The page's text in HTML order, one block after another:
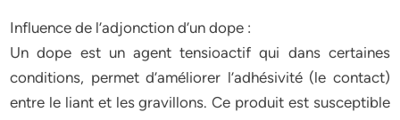
Influence de l’adjonction d’un dope :
Un dope est un agent tensioactif qui dans certaines
conditions, permet d’améliorer l’adhésivité (le contact)
entre le liant et les gravillons. Ce produit est susceptible